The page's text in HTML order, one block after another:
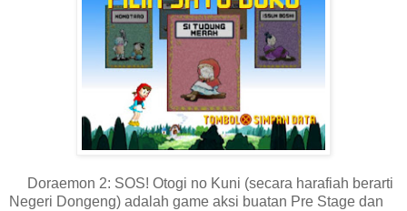
Doraemon 2: SOS! Otogi no Kuni (secara harafiah berarti
Negeri Dongeng) adalah game aksi buatan Pre Stage dan